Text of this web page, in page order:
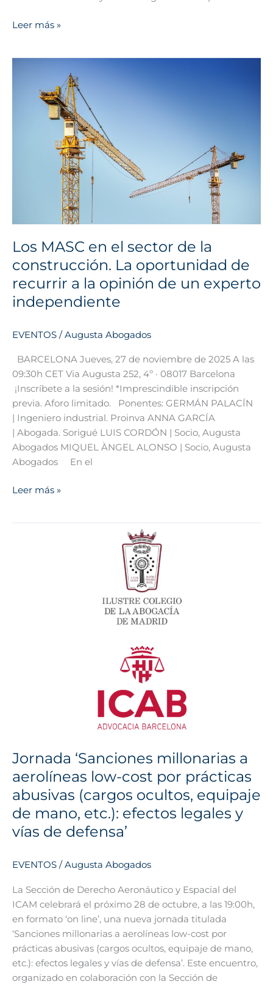
Leer más »
Los MASC en el sector de la
construcción. La oportunidad de
recurrir a la opinión de un experto
independiente
EVENTOS /Augusta Abogados
BARCELONA Jueves, 27 de noviembre de 2025 A las
09:30h CET Via Augusta 252, 4º · 08017 Barcelona
¡Inscríbete a la sesión! *Imprescindible inscripción
previa. Aforo limitado. Ponentes: GERMÁN PALACÍN
| Ingeniero industrial. Proinva ANNA GARCÍA
| Abogada. Sorigué LUIS CORDÓN | Socio, Augusta
Abogados MIQUEL ÀNGEL ALONSO | Socio, Augusta
Abogados En el
construcción.
oportunidad
recurrir
a
la
opinión
de
un
independiente
Leer más »
Jornada ‘Sanciones millonarias a
aerolíneas low-cost por prácticas
abusivas (cargos ocultos, equipaje
de mano, etc.): efectos legales y
vías de defensa’
EVENTOS /Augusta Abogados
La Sección de Derecho Aeronáutico y Espacial del
ICAM celebrará el próximo 28 de octubre, a las 19:00h,
en formato ‘on line’, una nueva jornada titulada
‘Sanciones millonarias a aerolíneas low-cost por
prácticas abusivas (cargos ocultos, equipaje de mano,
etc.): efectos legales y vías de defensa’. Este encuentro,
organizado en colaboración con la Sección de
efectos
legales
y
vías
de
defensa’